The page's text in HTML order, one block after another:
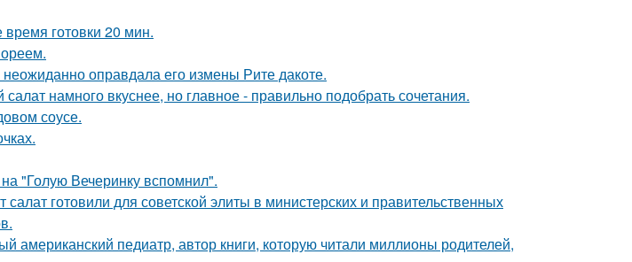
готовки 20 мин.
неожиданно оправдала его измены Рите дакоте.
намного вкуснее, но главное - правильно подобрать сочетания.
соусе.
"Голую Вечеринку вспомнил".
готовили для советской элиты в министерских и правительственных
американский педиатр, автор книги, которую читали миллионы родителей,